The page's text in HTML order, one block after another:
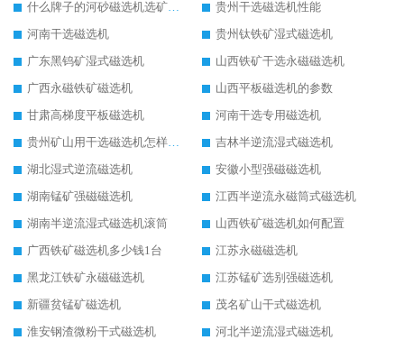
什么牌子的河砂磁选机选矿效果好
贵州干选磁选机性能
河南干选磁选机
贵州钛铁矿湿式磁选机
广东黑钨矿湿式磁选机
山西铁矿干选永磁磁选机
广西永磁铁矿磁选机
山西平板磁选机的参数
甘肃高梯度平板磁选机
河南干选专用磁选机
贵州矿山用干选磁选机怎样调磁
吉林半逆流湿式磁选机
湖北湿式逆流磁选机
安徽小型强磁磁选机
湖南锰矿强磁磁选机
江西半逆流永磁筒式磁选机
湖南半逆流湿式磁选机滚筒
山西铁矿磁选机如何配置
广西铁矿磁选机多少钱1台
江苏永磁磁选机
黑龙江铁矿永磁磁选机
江苏锰矿选别强磁选机
新疆贫锰矿磁选机
茂名矿山干式磁选机
淮安钢渣微粉干式磁选机
河北半逆流湿式磁选机